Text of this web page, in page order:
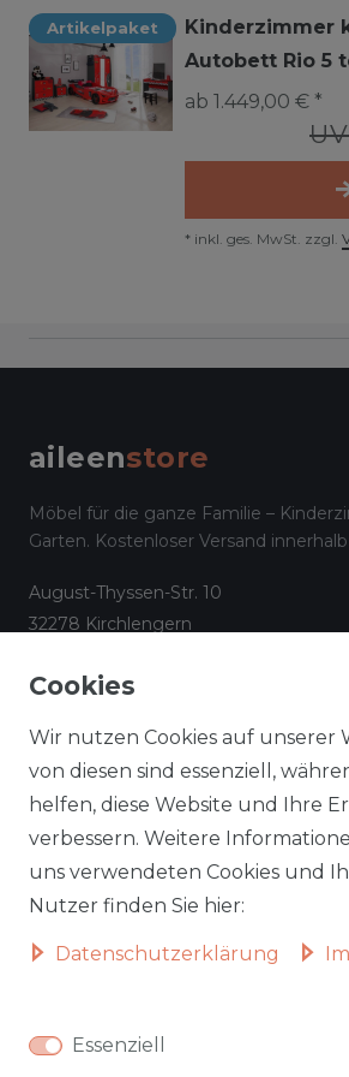
Artikelpaket
Kinderzimmer
Autobett Rio 5
ab 1.449,00 € *
* inkl. ges. MwSt. zzgl.
aileenstore
Möbel für die ganze Familie –
Garten. Kostenloser Versand
August-Thyssen-Str. 10
32278 Kirchlengern
✉info@aileenstore.de
Lieferzeiten
Zahlungsarten
Widerrufsformular
Informationen zu Elektro-
AGB
Autobetten
Cookies
Wir nutzen Cookies auf unserer
von diesen sind essenziell,
helfen, diese Website und Ihre
verbessern. Weitere
uns verwendeten Cookies und
Nutzer finden Sie hier:
Daten­schutz­erklärung
Essenziell